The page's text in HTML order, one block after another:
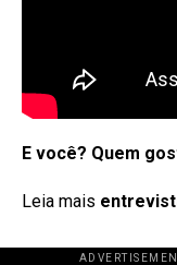
E você? Quem
Leia mais